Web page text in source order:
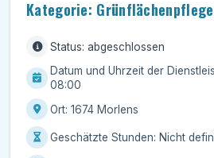
Kategorie: Grünflächenpflege
Status: abgeschlossen
Datum und Uhrzeit der
08:00
Ort: 1674 Morlens
Geschätzte Stunden: Nicht